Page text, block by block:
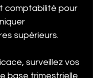
comptabilité pour
supérieurs.
surveillez vos
base trimestrielle